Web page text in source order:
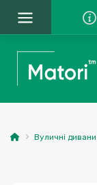
Вуличні дивани